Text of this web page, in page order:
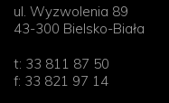
ul. Wyzwolenia 89
43-300 Bielsko-Biała
t: 33 811 87 50
f: 33 821 97 14